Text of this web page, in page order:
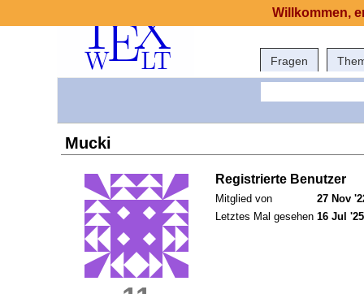
Fragen
Mucki
Registrierte Benutzer
Mitglied von
27 Nov
Letztes Mal gesehen 16 Jul
Willkommen,